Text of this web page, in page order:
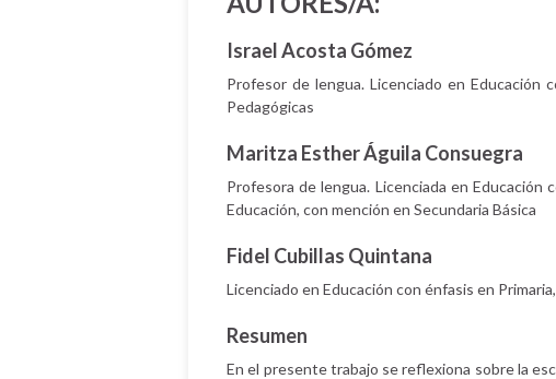
Israel Acosta Gómez
Profesor de lengua. Licenciado en Educación
Pedagógicas
Maritza Esther Águila Consuegra
Profesora de lengua. Licenciada en
Educación, con mención en Secundaria Básica
Fidel Cubillas Quintana
Licenciado en Educación con énfasis en
Resumen
En el presente trabajo se reflexiona sobre la